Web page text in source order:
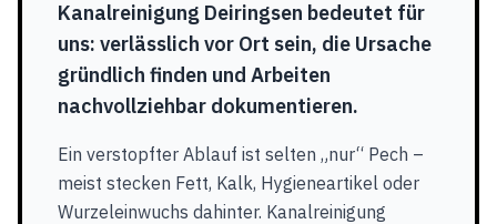
Kanalreinigung Deiringsen bedeutet für
uns: verlässlich vor Ort sein, die Ursache
gründlich finden und Arbeiten
nachvollziehbar dokumentieren.
Ein verstopfter Ablauf ist selten „nur“ Pech –
meist stecken Fett, Kalk, Hygieneartikel oder
Wurzeleinwuchs dahinter. Kanalreinigung